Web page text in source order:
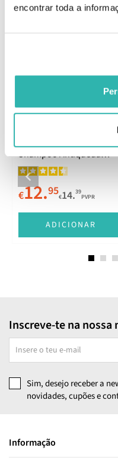
encontrar toda a
efeito imediato, atuando
para combater o
proporcionando um maior
Produtos
Shampoo Antiqueda
Densificante 300ml
€12.95€14.39
PVPR
ADICIONAR
Inscreve-te na
Sim, desejo receber a
novidades, cupões e
Informação